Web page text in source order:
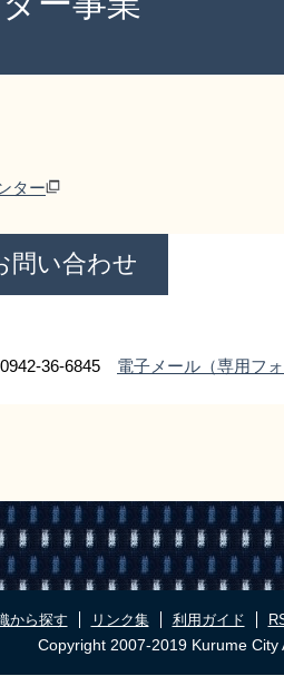
ター
問い合わせ
36-6845 電子メール（専用フ
から探す リンク集 利用ガイド
Copyright 2007-2019 Kurume City